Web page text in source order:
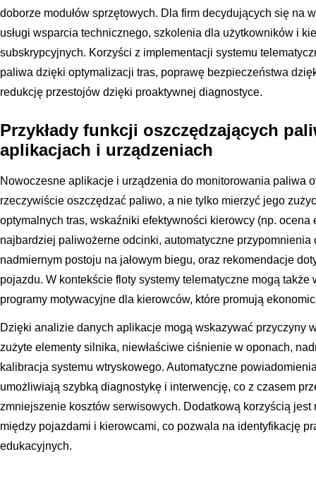
doborze modułów sprzętowych. Dla firm decydujących się na
usługi wsparcia technicznego, szkolenia dla użytkowników i
subskrypcyjnych. Korzyści z implementacji systemu
paliwa dzięki optymalizacji tras, poprawę bezpieczeństwa
redukcję przestojów dzięki proaktywnej diagnostyce.
Przykłady funkcji oszczędzających
aplikacjach i urządzeniach
Nowoczesne aplikacje i urządzenia do monitorowania paliwa
rzeczywiście oszczędzać paliwo, a nie tylko mierzyć jego
optymalnych tras, wskaźniki efektywności kierowcy (np. ocena
najbardziej paliwożerne odcinki, automatyczne
nadmiernym postoju na jałowym biegu, oraz rekomendacje
pojazdu. W kontekście floty systemy telematyczne mogą
programy motywacyjne dla kierowców, które promują
Dzięki analizie danych aplikacje mogą wskazywać przyczyny
zużyte elementy silnika, niewłaściwe ciśnienie w oponach,
kalibracja systemu wtryskowego. Automatyczne
umożliwiają szybką diagnostykę i interwencję, co z czasem
zmniejszenie kosztów serwisowych. Dodatkową korzyścią
między pojazdami i kierowcami, co pozwala na identyfikację
edukacyjnych.